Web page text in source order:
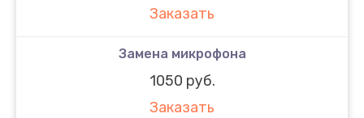
Заказать
Замена микрофона
1050 руб.
Заказать